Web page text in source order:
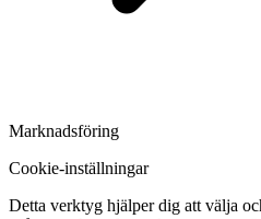
Marknadsföring
Cookie-inställningar
Detta verktyg hjälper dig att välja